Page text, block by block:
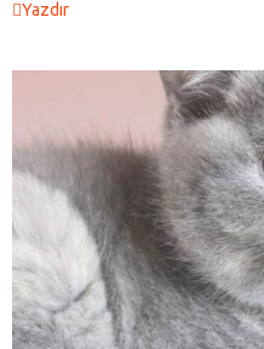
Yazdır